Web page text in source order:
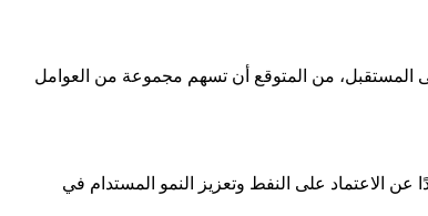
أبوظبي. ومع النظر إلى المستقبل، من المتوقع أن تسهم مجموعة من العوامل
الاعتماد على النفط وتعزيز النمو المستدام في